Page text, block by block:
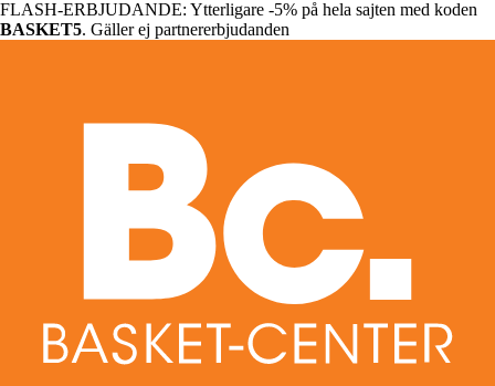
FLASH-ERBJUDANDE: Ytterligare -5% på hela sajten med koden
BASKET5. Gäller ej partnererbjudanden